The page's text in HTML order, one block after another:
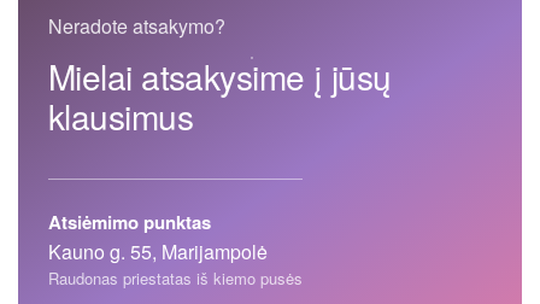
Neradote atsakymo?
Mielai atsakysime į jūsų
klausimus
Atsiėmimo punktas
Kauno g. 55, Marijampolė
Raudonas priestatas iš kiemo pusės